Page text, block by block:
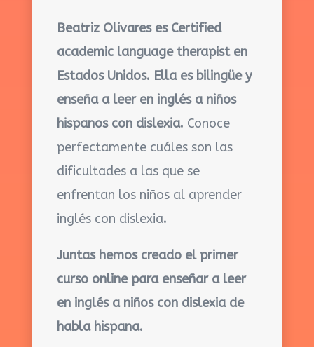
Beatriz Olivares es Certified
academic language therapist en
Estados Unidos. Ella es bilingüe y
enseña a leer en inglés a niños
hispanos con dislexia. Conoce
perfectamente cuáles son las
dificultades a las que se
enfrentan los niños al aprender
inglés con dislexia.
Juntas hemos creado el primer
curso online para enseñar a leer
en inglés a niños con dislexia de
habla hispana.